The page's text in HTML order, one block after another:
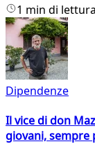
1 min di lettura
Dipendenze
Il vice di don
giovani, sempre